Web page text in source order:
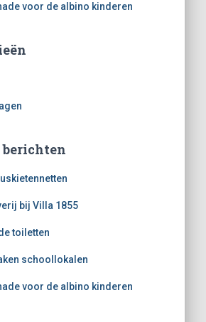
voor de albino kinderen
berichten
bij Villa 1855
toiletten
schoollokalen
voor de albino kinderen